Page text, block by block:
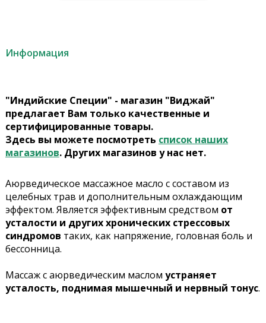
Информация
"Индийские Специи" - магазин "Виджай"
предлагает Вам только качественные и
сертифицированные товары.
Здесь вы можете посмотреть список наших
магазинов. Других магазинов у нас нет.
Аюрведическое массажное масло с составом из
целебных трав и дополнительным охлаждающим
эффектом. Является эффективным средством от
усталости и других хронических стрессовых
синдромов таких, как напряжение, головная боль и
бессонница.
Массаж с аюрведическим маслом устраняет
усталость, поднимая мышечный и нервный тонус.